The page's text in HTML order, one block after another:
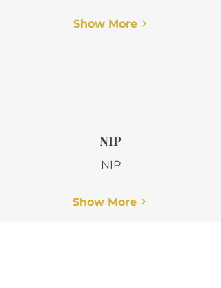
Show More
NIP
NIP
Show More